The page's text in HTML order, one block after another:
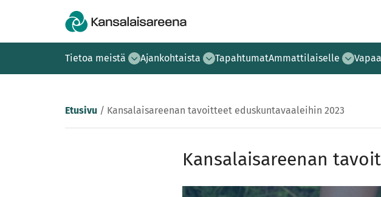
Tietoa meistä Ajankohtaista TapahtumatAmmattilaiselle
Etusivu / Kansalaisareenan tavoitteet eduskuntavaaleihin 2023
Kansalaisareenan